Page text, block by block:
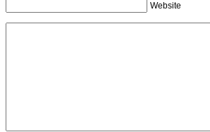
Website